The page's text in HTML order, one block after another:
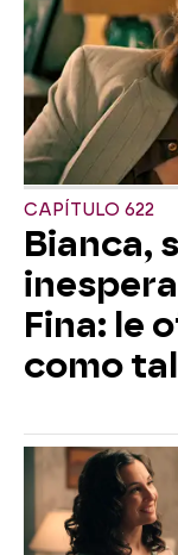
CAPÍTULO 622
Bianca,
Fina: le
como